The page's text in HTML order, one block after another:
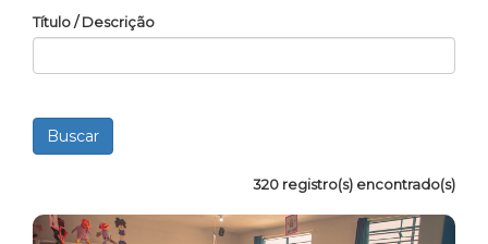
Título / Descrição
320 registro(s) encontrado(s)